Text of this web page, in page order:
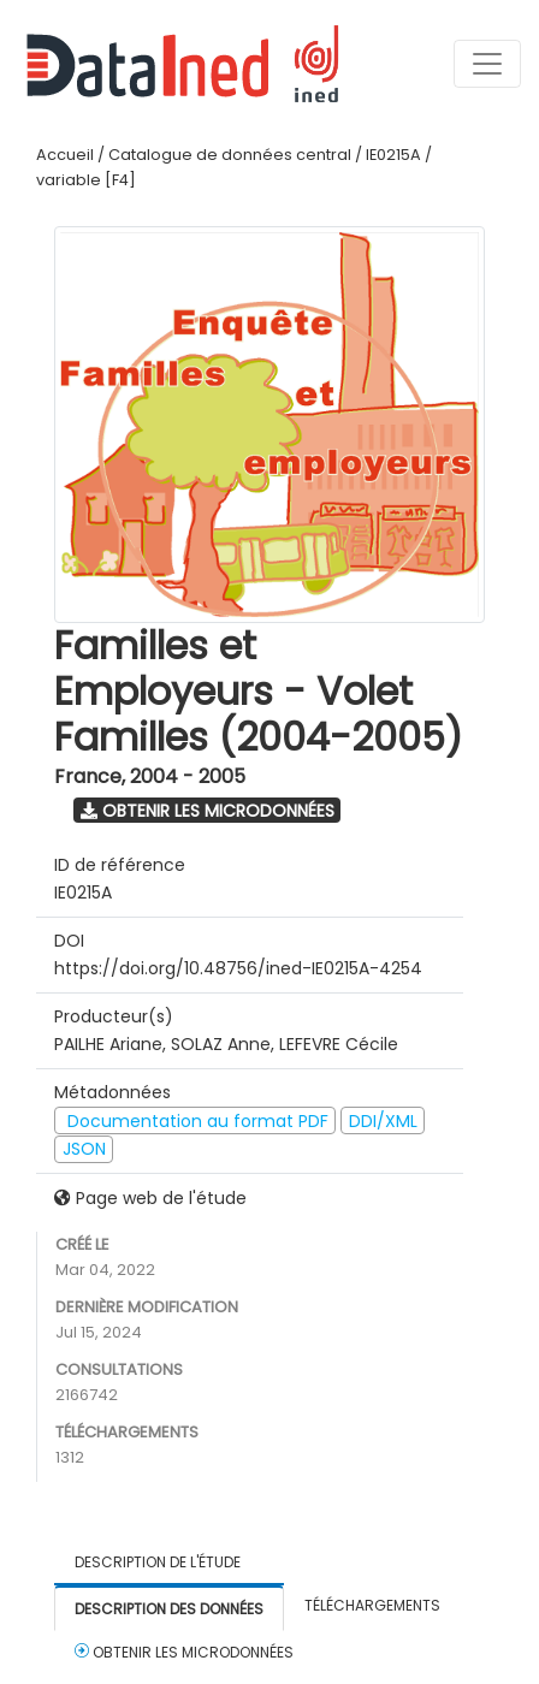
Accueil / Catalogue de données central / IE0215A /
variable [F4]
Familles et
Employeurs - Volet
Familles (2004-2005)
France,2004 - 2005
OBTENIR LES MICRODONNÉES
ID de référence
IE0215A
DOI
https://doi.org/10.48756/ined-IE0215A-4254
Producteur(s)
PAILHE Ariane, SOLAZ Anne, LEFEVRE Cécile
Métadonnées
Documentation au format PDF
DDI/XML
JSON
Page web de l'étude
CRÉÉ LE
Mar 04, 2022
DERNIÈRE MODIFICATION
Jul 15, 2024
CONSULTATIONS
2166742
TÉLÉCHARGEMENTS
1312
DESCRIPTION DE L'ÉTUDE
DESCRIPTION DES DONNÉES TÉLÉCHARGEMENTS
OBTENIR LES MICRODONNÉES